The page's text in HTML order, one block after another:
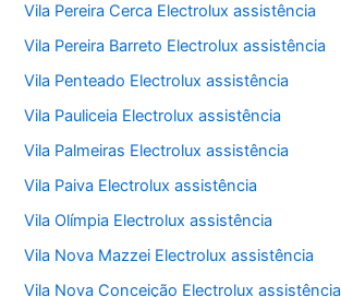
Vila Pereira Cerca Electrolux assistência
Vila Pereira Barreto Electrolux assistência
Vila Penteado Electrolux assistência
Vila Pauliceia Electrolux assistência
Vila Palmeiras Electrolux assistência
Vila Paiva Electrolux assistência
Vila Olímpia Electrolux assistência
Vila Nova Mazzei Electrolux assistência
Vila Nova Conceição Electrolux assistência